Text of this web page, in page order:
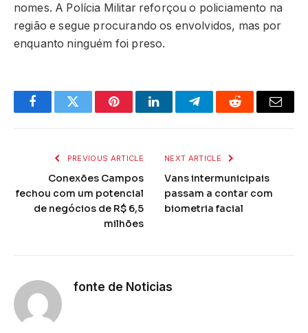
nomes. A Polícia Militar reforçou o policiamento na
região e segue procurando os envolvidos, mas por
enquanto ninguém foi preso.
FacebookTwitter PinterestLinkedInTelegramReddit Email
PREVIOUS ARTICLE
Conexões Campos
fechou com um potencial
de negócios de R$ 6,5
milhões
NEXT ARTICLE
Vans intermunicipais
passam a contar com
biometria facial
fonte de Noticias